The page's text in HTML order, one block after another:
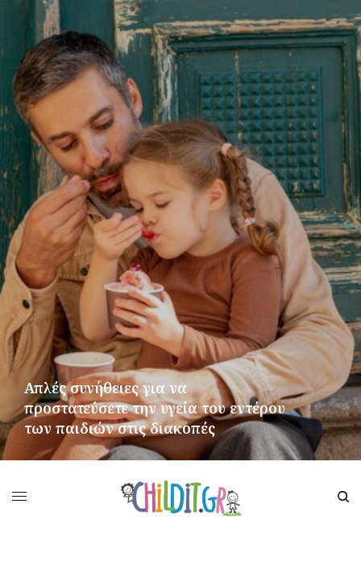
Απλές συνήθειες για να
προστατεύσετε την υγεία του εντέρου
των παιδιών στις διακοπές